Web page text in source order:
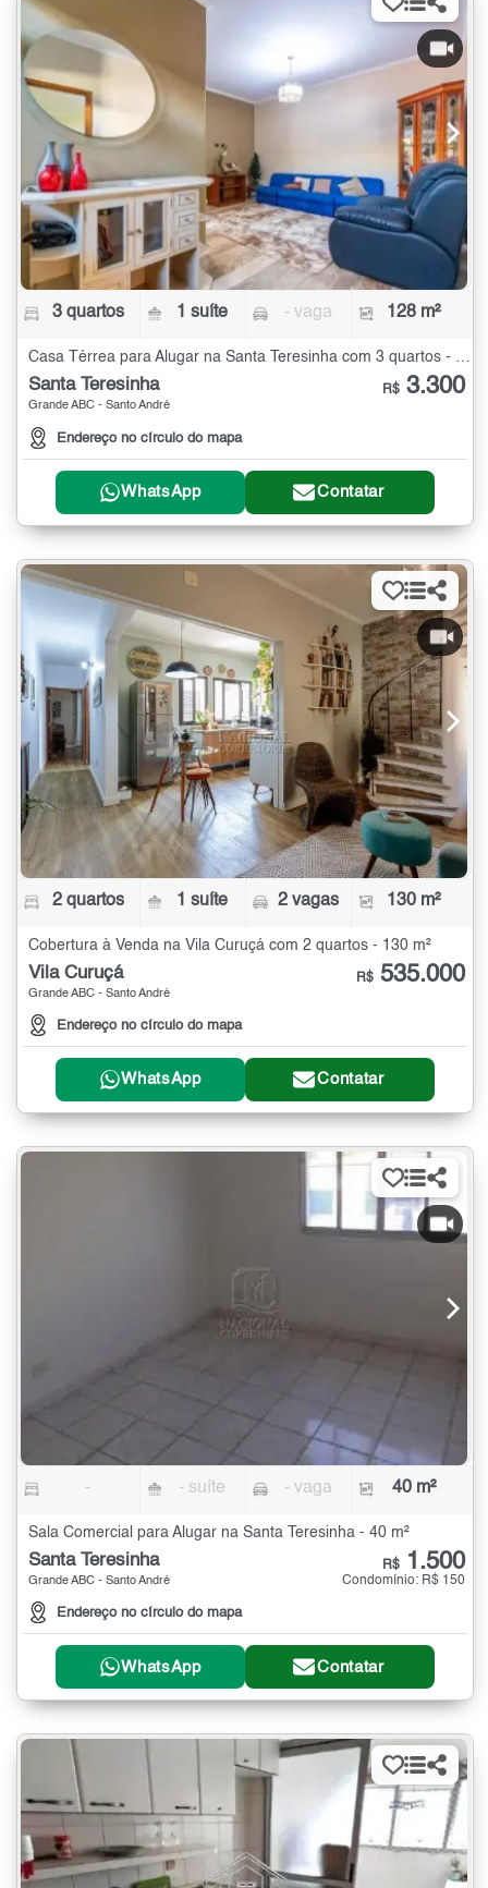
3 quartos 1 suíte - vaga 128 m²
Casa Térrea para Alugar na Santa Teresinha com 3 quartos - 128 m²
Santa Teresinha
Grande ABC - Santo André
Endereço no círculo do mapa
R$ 3.300
WhatsApp Contatar
2 quartos 1 suíte 2 vagas 130 m²
Cobertura à Venda na Vila Curuçá com 2 quartos - 130 m²
Vila Curuçá
Grande ABC - Santo André
Endereço no círculo do mapa
R$ 535.000
WhatsApp Contatar
- - suíte - vaga 40 m²
Sala Comercial para Alugar na Santa Teresinha - 40 m²
Santa Teresinha
Grande ABC - Santo André
Endereço no círculo do mapa
R$ 1.500
Condomínio: R$ 150
WhatsApp Contatar